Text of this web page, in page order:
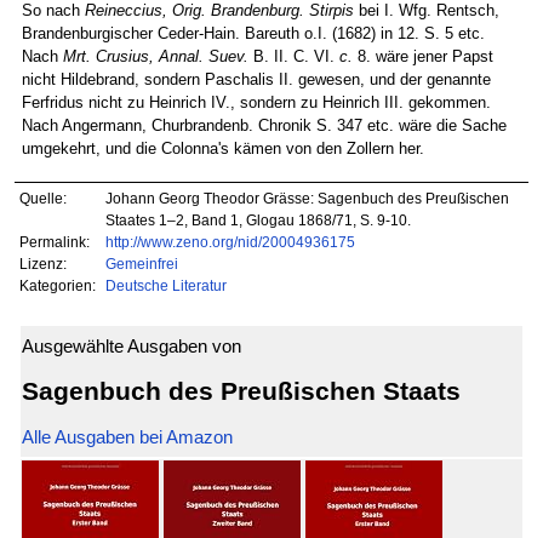
So nach Reineccius, Orig. Brandenburg. Stirpis bei I. Wfg. Rentsch,
Brandenburgischer Ceder-Hain. Bareuth o.I. (1682) in 12. S. 5 etc.
Nach Mrt. Crusius, Annal. Suev. B. II. C. VI. c. 8. wäre jener Papst
nicht Hildebrand, sondern Paschalis II. gewesen, und der genannte
Ferfridus nicht zu Heinrich IV., sondern zu Heinrich III. gekommen.
Nach Angermann, Churbrandenb. Chronik S. 347 etc. wäre die Sache
umgekehrt, und die Colonna's kämen von den Zollern her.
Quelle:
Johann Georg Theodor Grässe: Sagenbuch des Preußischen
Staates 1–2, Band 1, Glogau 1868/71, S. 9-10.
Permalink:
http://www.zeno.org/nid/20004936175
Lizenz:
Gemeinfrei
Kategorien:
Deutsche Literatur
Ausgewählte Ausgaben von
Sagenbuch des Preußischen Staats
Alle Ausgaben bei Amazon